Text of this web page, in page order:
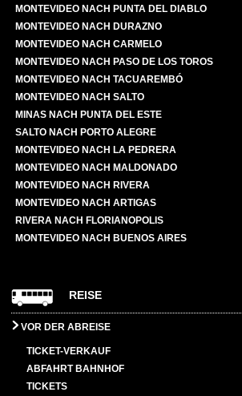
MONTEVIDEO NACH PUNTA DEL DIABLO
MONTEVIDEO NACH DURAZNO
MONTEVIDEO NACH CARMELO
MONTEVIDEO NACH PASO DE LOS TOROS
MONTEVIDEO NACH TACUAREMBÓ
MONTEVIDEO NACH SALTO
MINAS NACH PUNTA DEL ESTE
SALTO NACH PORTO ALEGRE
MONTEVIDEO NACH LA PEDRERA
MONTEVIDEO NACH MALDONADO
MONTEVIDEO NACH RIVERA
MONTEVIDEO NACH ARTIGAS
RIVERA NACH FLORIANOPOLIS
MONTEVIDEO NACH BUENOS AIRES
REISE
VOR DER ABREISE
TICKET-VERKAUF
ABFAHRT BAHNHOF
TICKETS